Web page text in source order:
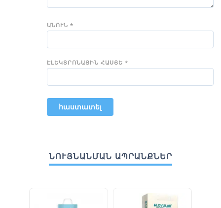
ԱՆՈՒՆ *
ԷԼԵԿՏՐՈՆԱՅԻՆ ՀԱՍՑԵ *
ՆՈՒՅՆԱՆՄԱՆ ԱՊՐԱՆՔՆԵՐ